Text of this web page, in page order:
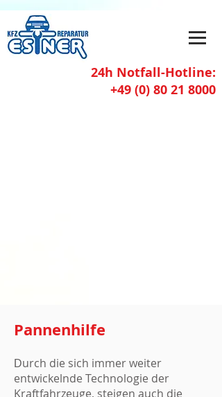
24h Notfall-Hotline:
+49 (0) 80 21 8000
Pannenhilfe
Durch die sich immer weiter
entwickelnde Technologie der
Kraftfahrzeuge, steigen auch die